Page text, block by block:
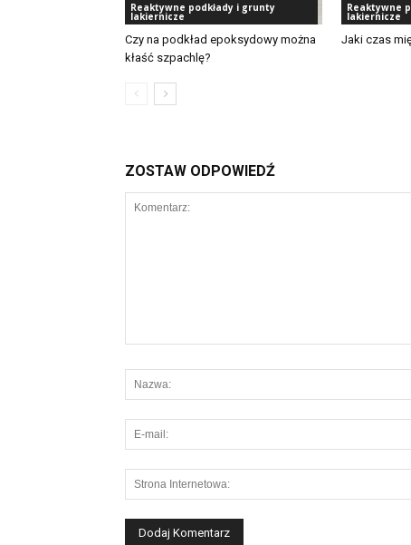
Reaktywne podkłady i grunty
lakiernicze
Czy na podkład epoksydowy można
kłaść szpachlę?
Reaktywne
lakiernicze
Jaki czas
ZOSTAW ODPOWIEDŹ